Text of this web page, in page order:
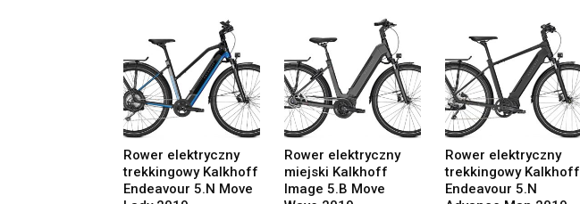
Rower elektryczny
trekkingowy Kalkhoff
Endeavour 5.N Move
Rower elektryczny
miejski Kalkhoff
Image 5.B Move
Rower elektryczny
trekkingowy Kalkhoff
Endeavour 5.N